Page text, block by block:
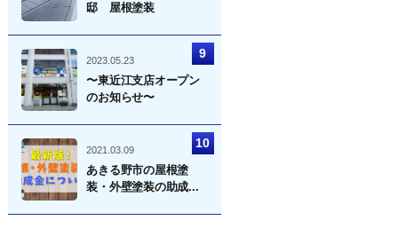
邸 屋根塗装
2023.05.23
〜東近江支店オープン
のお知らせ〜
2021.03.09
あきる野市の屋根塗
装・外壁塗装の助成...